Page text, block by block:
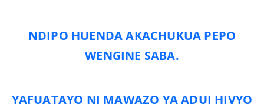
NDIPO HUENDA AKACHUKUA PEPO
WENGINE SABA.
YAFUATAYO NI MAWAZO YA ADUI HIVYO